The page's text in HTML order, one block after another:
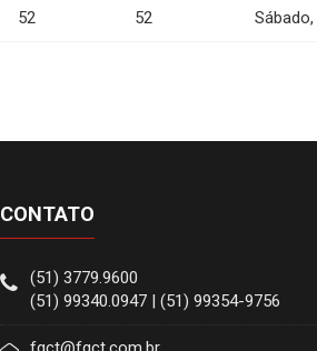
52 52
CONTATO
(51) 3779.9600
(51) 99340.0947 | (51) 99354-9756